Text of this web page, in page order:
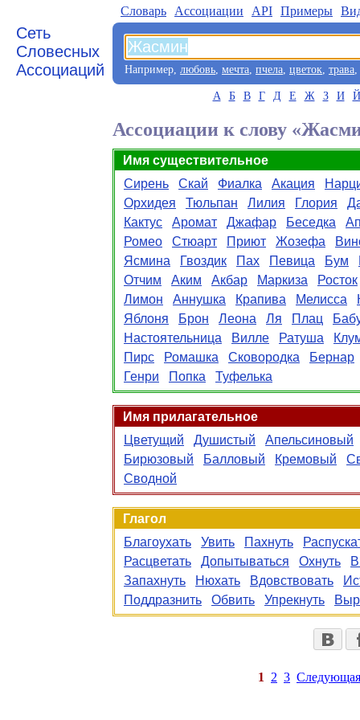
Сеть
Словесных
Ассоциаций
Словарь Aссоциации API Примеры
Например, любовь, мечта, пчела, цветок, трава,
А Б В Г Д Е Ж З И Й
Ассоциации к слову
Имя существительное
Сирень
Скай Фиалка Акация
Орхидея
Тюльпан Лилия Глория
Кактус
Аромат Джафар Беседка
Ромео
Стюарт Приют Жозефа
Ясмина
Гвоздик Пах Певица Бум
Отчим
Аким Акбар Маркиза
Росток
Лимон
Аннушка Крапива Мелисса
Яблоня
Брон Леона Ля Плац
Настоятельница
Вилле Ратуша
Пирс
Ромашка Сковородка
Бернар
Генри
Попка Туфелька
Имя прилагательное
Цветущий
Душистый
Апельсиновый
Бирюзовый
Балловый Кремовый
Сводной
Глагол
Благоухать
Увить Пахнуть
Расцветать
Допытываться Охнуть
Запахнуть
Нюхать Вдовствовать
Поддразнить
Обвить Упрекнуть
1 2 3 Следующая